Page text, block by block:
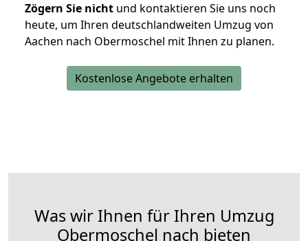
Zögern Sie nicht und kontaktieren Sie uns noch
heute, um Ihren deutschlandweiten Umzug von
Aachen nach Obermoschel mit Ihnen zu planen.
Kostenlose Angebote erhalten
Was wir Ihnen für Ihren Umzug
Obermoschel nach bieten